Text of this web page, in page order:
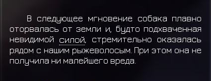
В следующее мгновение собака плавно
оторвалась от земли и, будто подхваченная
невидимой силой , стремительно оказалась
рядом с нашим рыжеволосым. При этом она не
получила ни малейшего вреда.